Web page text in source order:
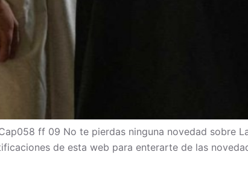
ff 09 No te pierdas ninguna novedad sobre
de esta web para enterarte de las